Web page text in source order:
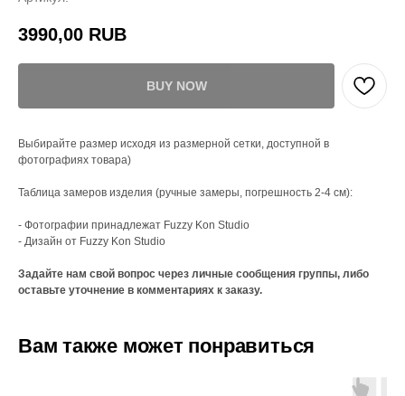
3990,00 RUB
BUY NOW
Выбирайте размер исходя из размерной сетки, доступной в
фотографиях товара)
Таблица замеров изделия (ручные замеры, погрешность 2-4 см):
- Фотографии принадлежат Fuzzy Kon Studio
- Дизайн от Fuzzy Kon Studio
Задайте нам свой вопрос через личные сообщения группы, либо
оставьте уточнение в комментариях к заказу.
Вам также может понравиться